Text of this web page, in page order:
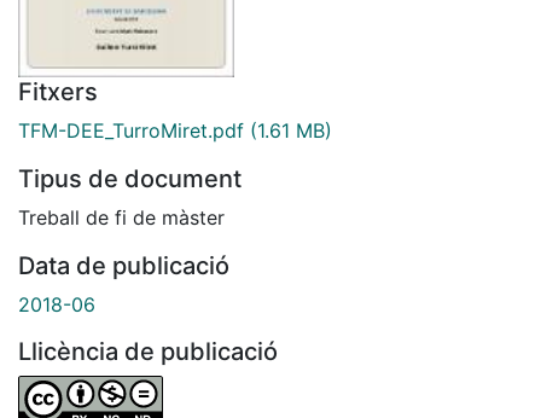
Fitxers
TFM-DEE_TurroMiret.pdf (1.61 MB)
Tipus de document
Treball de fi de màster
Data de publicació
2018-06
Llicència de publicació